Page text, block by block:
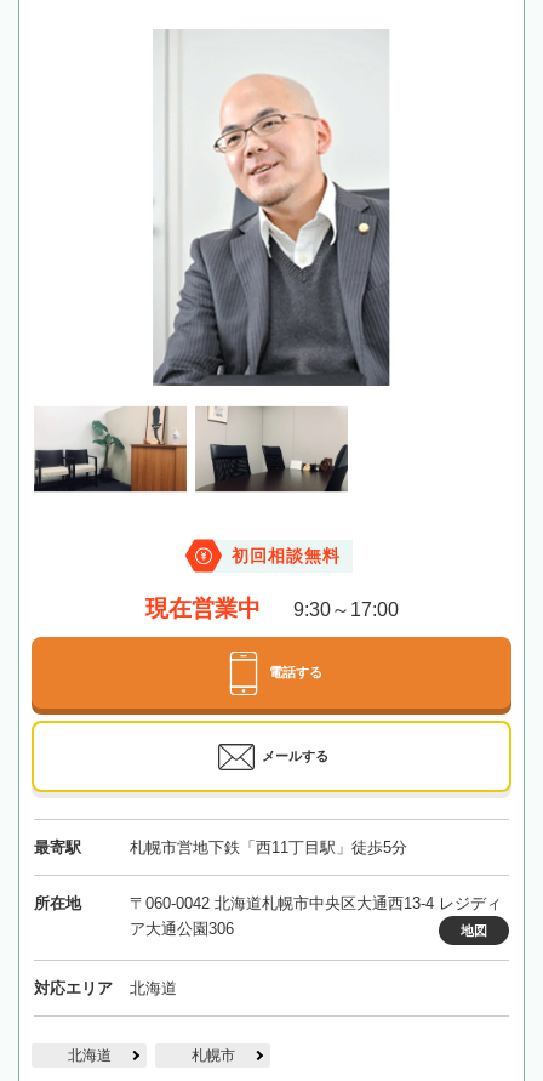
初回相談無料
現在営業中 9:30～17:00
電話する
メールする
最寄駅 札幌市営地下鉄「西11丁目駅」徒歩5分
所在地
〒060-0042 北海道札幌市中央区大通西13-4 レジディ
ア大通公園306
地図
対応エリア 北海道
北海道 札幌市